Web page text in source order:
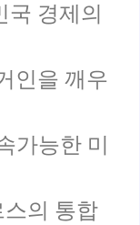
국 경제의
인을 깨우
가능한 미
스의 통합